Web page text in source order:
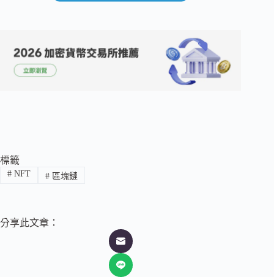
標籤
#NFT #區塊鏈
分享此文章：